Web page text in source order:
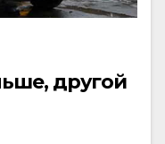
другой